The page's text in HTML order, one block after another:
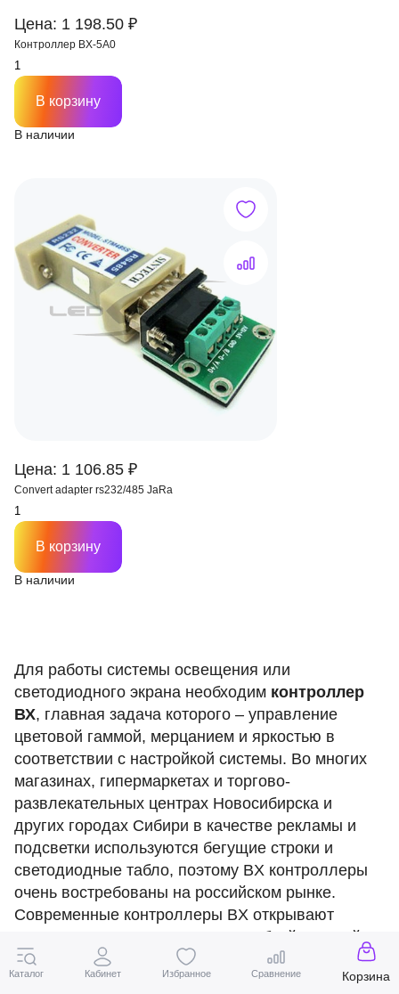
Цена: 1 198.50 ₽
Контроллер BX-5A0
В наличии
В корзину
Цена: 1 106.85 ₽
Convert adapter rs232/485 JaRa
В наличии
В корзину
Для работы системы освещения или
светодиодного экрана необходим контроллер
ВХ, главная задача которого – управление
цветовой гаммой, мерцанием и яркостью в
соответствии с настройкой системы. Во многих
магазинах, гипермаркетах и торгово-
развлекательных центрах Новосибирска и
других городах Сибири в качестве рекламы и
подсветки используются бегущие строки и
светодиодные табло, поэтому BX контроллеры
очень востребованы на российском рынке.
Современные контроллеры BX открывают
широкие возможности в плане гибкой настройки,
давая возможность откалибровать пиксели,
исключить мерцание и случайное затемнение.
Каталог Кабинет Избранное Сравнение Корзина